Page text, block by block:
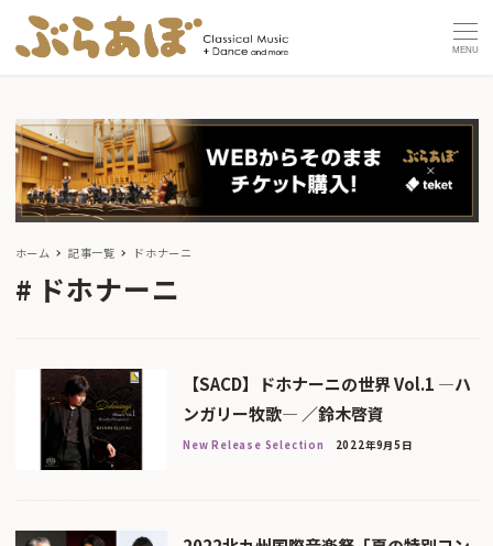
MENU
ホーム 記事一覧 ドホナーニ
ドホナーニ
【SACD】ドホナーニの世界 Vol.1 ―ハ
ンガリー牧歌― ／鈴木啓資
New Release Selection 2022年9月5日